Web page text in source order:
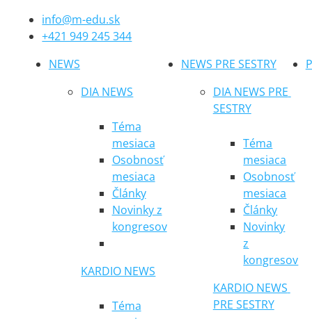
info@m-edu.sk
+421 949 245 344
NEWS
DIA NEWS
Téma
mesiaca
Osobnosť
mesiaca
Články
Novinky z
kongresov
KARDIO NEWS
Téma
NEWS PRE SESTRY
DIA NEWS PRE
SESTRY
Téma
mesiaca
Osobnosť
mesiaca
Články
Novinky
z
kongresov
KARDIO NEWS
PRE SESTRY